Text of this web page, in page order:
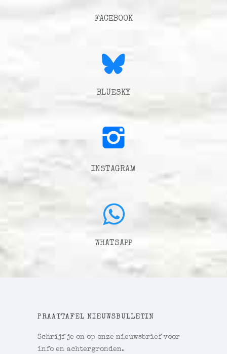
FACEBOOK
BLUESKY
INSTAGRAM
WHATSAPP
PRAATTAFEL NIEUWSBULLETIN
Schrijf je on op onze nieuwsbrief voor
info en achtergronden.